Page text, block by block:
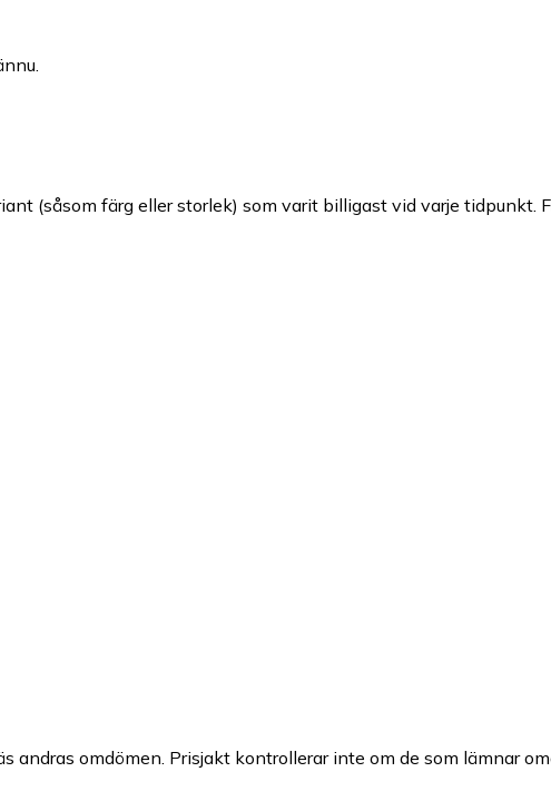
(såsom färg eller storlek) som varit billigast vid varje tidpunkt.
andras omdömen. Prisjakt kontrollerar inte om de som lämnar